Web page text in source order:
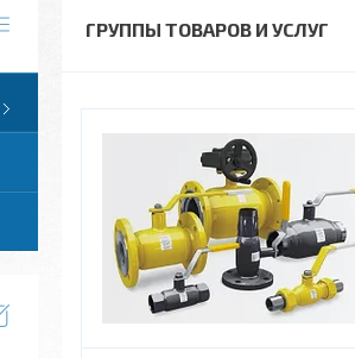
ГРУППЫ ТОВАРОВ И УСЛУГ